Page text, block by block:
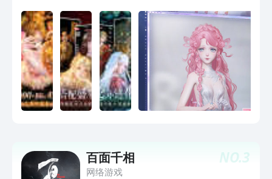
色】是世界的摄影家，也是调色师搭配心
仪的色彩和造型，捕捉与世界的共鸣。打
开大喵相机，自定义专属滤镜和拍照风
格，用照片定格每一个跨越时间的故事。
收集美好的开放世界！感谢各位对《无限
暖暖》的关注，期待与各位在奇迹大陆相
遇！
NO.3
百面千相
网络游戏